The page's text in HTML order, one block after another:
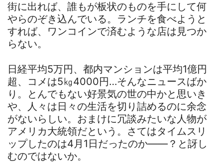
街に出れば、誰もが板状のものを手にして何
やらのぞき込んでいる。ランチを食べようと
すれば、ワンコインで済むような店は見つか
らない。
日経平均5万円、都内マンションは平均1億円
超、コメは5㎏4000円…そんなニュースばか
り。とんでもない好景気の世の中かと思いき
や、人々は日々の生活を切り詰めるのに余念
がないらしい。おまけに冗談みたいな人物が
アメリカ大統領だという。さてはタイムスリ
ップしたのは4月1日だったのか――？と訝し
むのではないか。